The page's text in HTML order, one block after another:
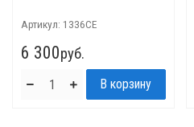
Артикул: 1336CE
6 300руб.